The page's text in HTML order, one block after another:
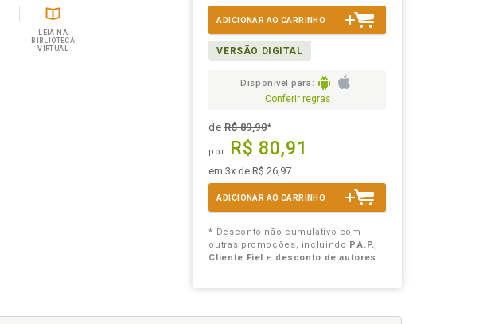
LEIA NA
BIBLIOTECA
VIRTUAL
ADICIONAR AO CARRINHO
VERSÃO DIGITAL
Disponível para:
Conferir regras
deR$ 89,90*
por R$ 80,91
em 3x de R$ 26,97
ADICIONAR AO CARRINHO
* Desconto não cumulativo com
outras promoções, incluindo P.A.P.,
Cliente Fiel
e desconto de autores